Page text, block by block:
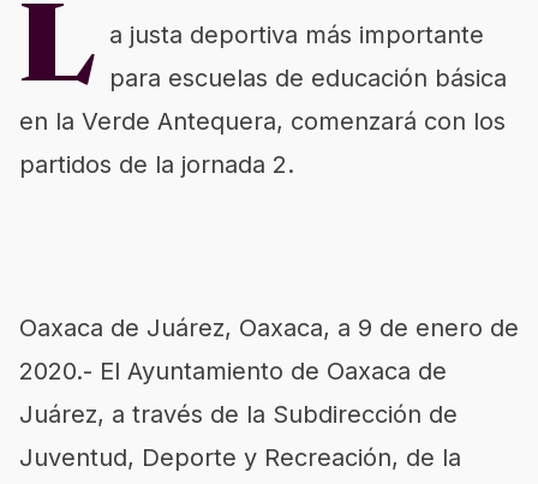
L a justa deportiva más importante
para escuelas de educación básica
en la Verde Antequera, comenzará con los
partidos de la jornada 2.
Oaxaca de Juárez, Oaxaca, a 9 de enero de
2020.- El Ayuntamiento de Oaxaca de
Juárez, a través de la Subdirección de
Juventud, Deporte y Recreación, de la